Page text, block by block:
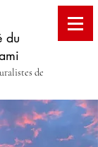
du
de